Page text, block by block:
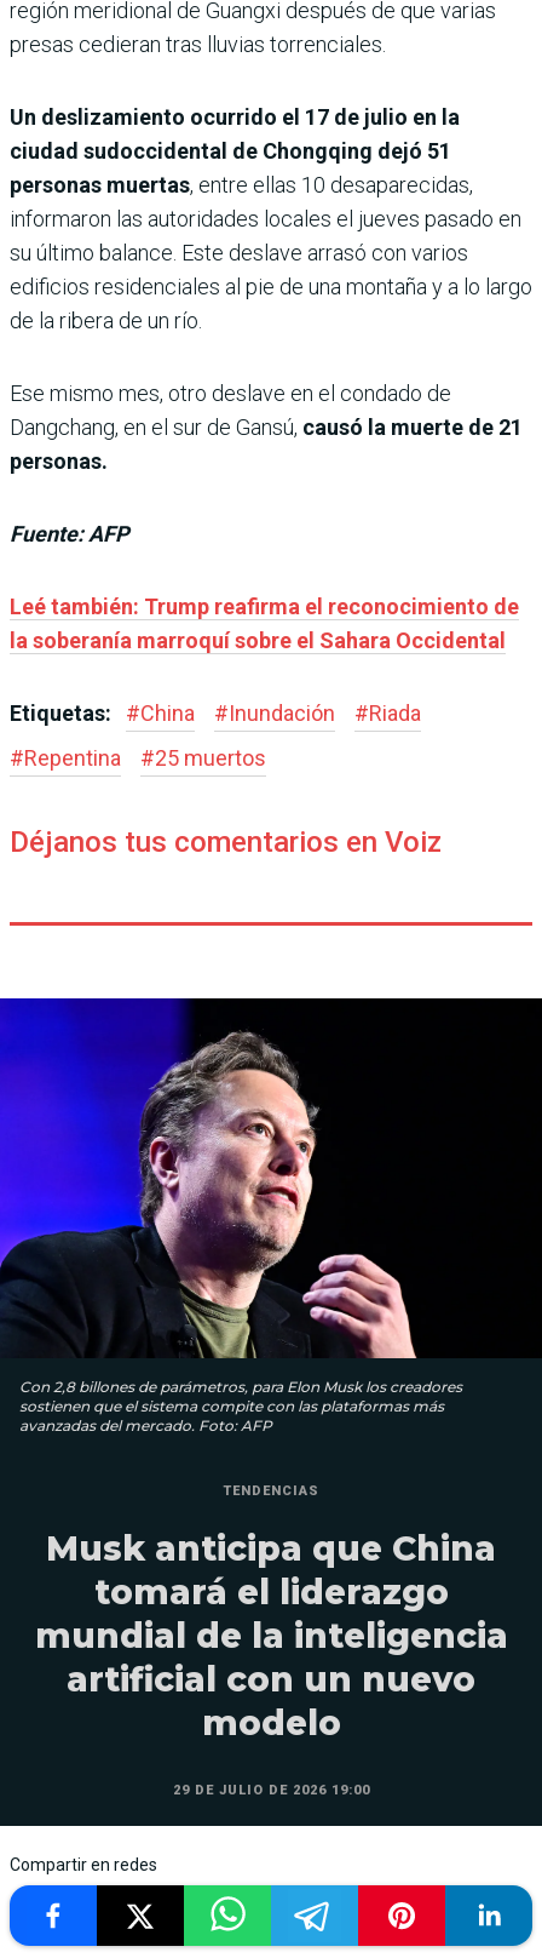
región meridional de Guangxi después de que varias
presas cedieran tras lluvias torrenciales.
Un deslizamiento ocurrido el 17 de julio en la
ciudad sudoccidental de Chongqing dejó 51
personas muertas, entre ellas 10 desaparecidas,
informaron las autoridades locales el jueves pasado en
su último balance. Este deslave arrasó con varios
edificios residenciales al pie de una montaña y a lo largo
de la ribera de un río.
Ese mismo mes, otro deslave en el condado de
Dangchang, en el sur de Gansú, causó la muerte de 21
personas.
Fuente: AFP
Leé también: Trump reafirma el reconocimiento de
la soberanía marroquí sobre el Sahara Occidental
Etiquetas: #China #Inundación #Riada
#Repentina #25 muertos
Déjanos tus comentarios en Voiz
Con 2,8 billones de parámetros, para Elon Musk los creadores
sostienen que el sistema compite con las plataformas más
avanzadas del mercado. Foto: AFP
TENDENCIAS
Musk anticipa que China
tomará el liderazgo
mundial de la inteligencia
artificial con un nuevo
modelo
29 DE JULIO DE 2026 19:00
Compartir en redes